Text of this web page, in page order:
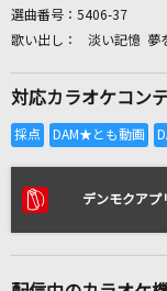
リアル
選曲番号： 5406-37
淡い記憶 夢
対応カラオケコン
デンモクアプ